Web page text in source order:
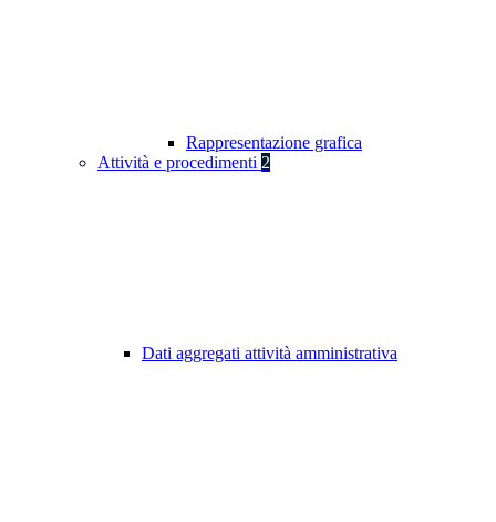
Rappresentazione grafica
Attività e procedimenti 2
Dati aggregati attività amministrativa